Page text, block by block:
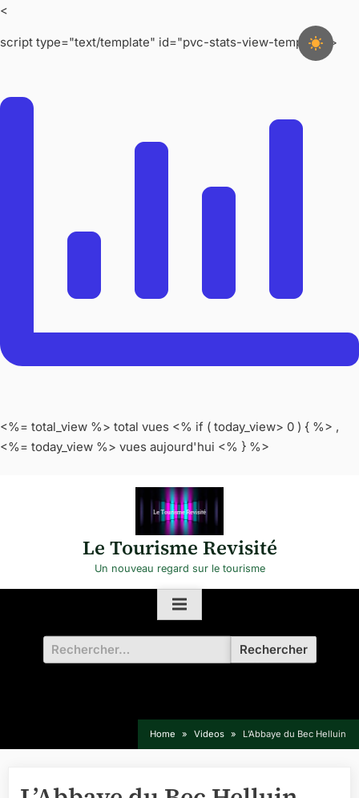
<
script type="text/template" id="pvc-stats-view-template">
<%= total_view %> total vues <% if ( today_view> 0 ) { %> ,
<%= today_view %> vues aujourd'hui <% } %>
Le Tourisme Revisité
Un nouveau regard sur le tourisme
Rechercher :
Home Videos L’Abbaye du Bec Helluin